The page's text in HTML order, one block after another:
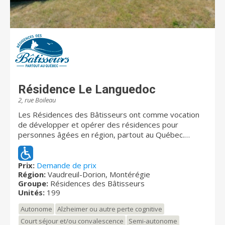
Résidence Le Languedoc
2, rue Boileau
Les Résidences des Bâtisseurs ont comme vocation
de développer et opérer des résidences pour
personnes âgées en région, partout au Québec.
Existant depuis 2003, nous sommes présents à
Cowansville, Rivière-du-Loup, Chambly, Coaticook,
Louiseville, Québec, Sept-Îles, Matane, Valleyfield,
Vaudreuil, Baie-Saint-Paul et La Tuque. Notre nom «
Résidences des Bâtisseurs » se veut un hommage à
tous ceux et celles qui ont contribué à construire le
Québec contemporain. Aux Résidences des
Bâtisseurs, nous croyons sincèrement que ces
Prix: Demande de prix
Région: Vaudreuil-Dorion, Montérégie
Groupe: Résidences des Bâtisseurs
Unités: 199
Autonome
Alzheimer ou autre perte cognitive
Court séjour et/ou convalescence
Semi-autonome